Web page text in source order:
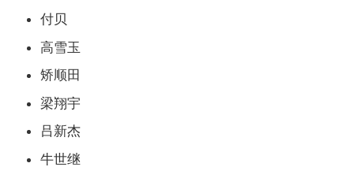
付贝
高雪玉
矫顺田
梁翔宇
吕新杰
牛世继